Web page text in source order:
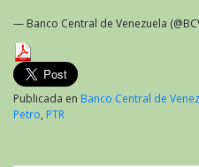
— Banco Central de Venezuela
Publicada en Banco Central de
Petro, PTR